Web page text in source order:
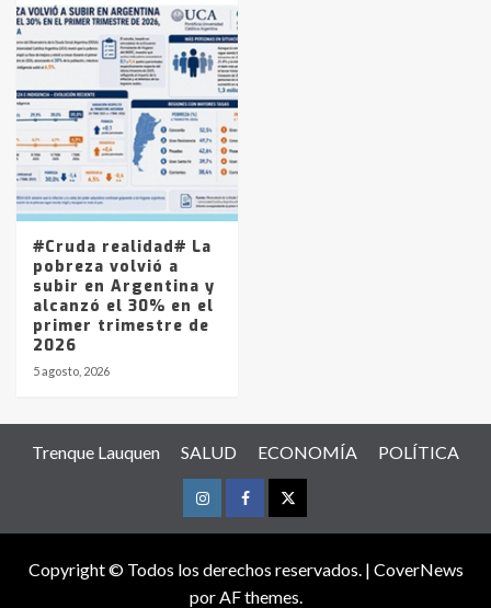
#Cruda realidad# La
pobreza volvió a
subir en Argentina y
alcanzó el 30% en el
primer trimestre de
2026
5 agosto, 2026
Trenque Lauquen SALUD ECONOMÍA POLÍTICA
InstagramFacebookTwitter
Copyright © Todos los derechos reservados. | CoverNews
por AF themes.